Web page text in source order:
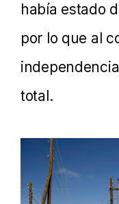
había estado
por lo que al
total.